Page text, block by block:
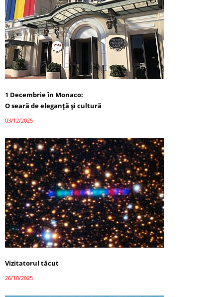
1 Decembrie în Monaco:
O seară de eleganță și cultură
03/12/2025
Vizitatorul tăcut
26/10/2025